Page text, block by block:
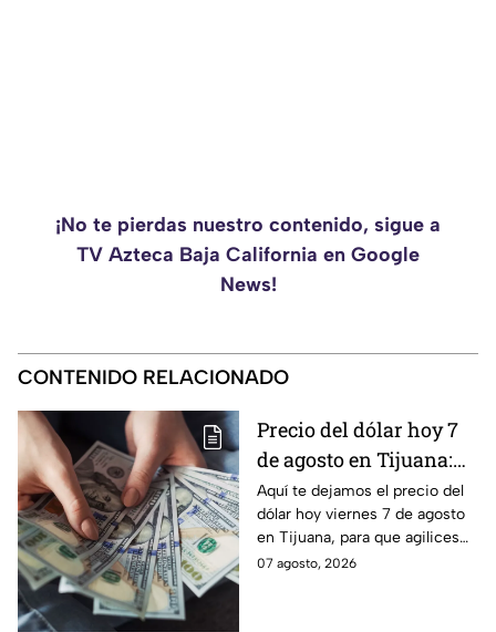
¡No te pierdas nuestro contenido, sigue a
TV Azteca Baja California en Google
News!
CONTENIDO RELACIONADO
Precio del dólar hoy 7
de agosto en Tijuana:
¿sigue perdiendo
fuerza este viernes?
Aquí te dejamos el precio del
dólar hoy viernes 7 de agosto
en Tijuana, para que agilices
tus cambios, compras y
07 agosto, 2026